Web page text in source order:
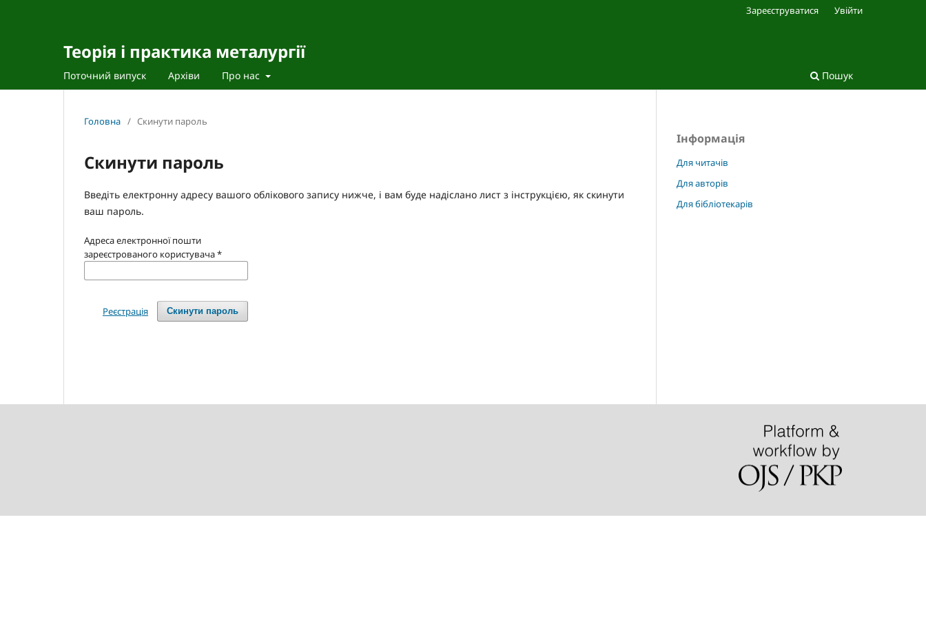
Теорія і практика металургії
Поточний випуск Архіви Про нас Пошук
Зареєструватися Увійти
Головна / Скинути пароль
Скинути пароль
Введіть електронну адресу вашого облікового запису нижче, і вам буде надіслано лист з інструкцією, як скинути
ваш пароль.
Адреса електронної пошти
зареєстрованого користувача*
Скинути пароль
Реєстрація
Інформація
Для читачів
Для авторів
Для бібліотекарів